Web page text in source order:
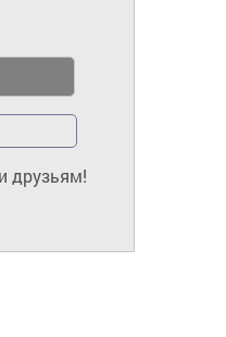
друзьям!